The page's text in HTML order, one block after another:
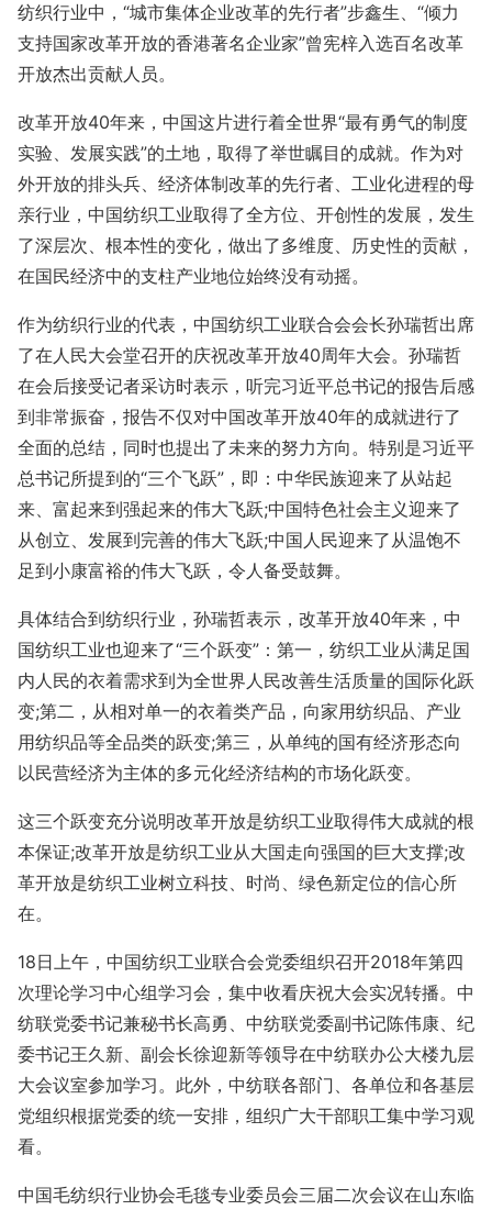
纺织行业中，“城市集体企业改革的先行者”步鑫生、“倾力
支持国家改革开放的香港著名企业家”曾宪梓入选百名改革
开放杰出贡献人员。
改革开放40年来，中国这片进行着全世界“最有勇气的制度
实验、发展实践”的土地，取得了举世瞩目的成就。作为对
外开放的排头兵、经济体制改革的先行者、工业化进程的母
亲行业，中国纺织工业取得了全方位、开创性的发展，发生
了深层次、根本性的变化，做出了多维度、历史性的贡献，
在国民经济中的支柱产业地位始终没有动摇。
作为纺织行业的代表，中国纺织工业联合会会长孙瑞哲出席
了在人民大会堂召开的庆祝改革开放40周年大会。孙瑞哲
在会后接受记者采访时表示，听完习近平总书记的报告后感
到非常振奋，报告不仅对中国改革开放40年的成就进行了
全面的总结，同时也提出了未来的努力方向。特别是习近平
总书记所提到的“三个飞跃”，即：中华民族迎来了从站起
来、富起来到强起来的伟大飞跃;中国特色社会主义迎来了
从创立、发展到完善的伟大飞跃;中国人民迎来了从温饱不
足到小康富裕的伟大飞跃，令人备受鼓舞。
具体结合到纺织行业，孙瑞哲表示，改革开放40年来，中
国纺织工业也迎来了“三个跃变”：第一，纺织工业从满足国
内人民的衣着需求到为全世界人民改善生活质量的国际化跃
变;第二，从相对单一的衣着类产品，向家用纺织品、产业
用纺织品等全品类的跃变;第三，从单纯的国有经济形态向
以民营经济为主体的多元化经济结构的市场化跃变。
这三个跃变充分说明改革开放是纺织工业取得伟大成就的根
本保证;改革开放是纺织工业从大国走向强国的巨大支撑;改
革开放是纺织工业树立科技、时尚、绿色新定位的信心所
在。
18日上午，中国纺织工业联合会党委组织召开2018年第四
次理论学习中心组学习会，集中收看庆祝大会实况转播。中
纺联党委书记兼秘书长高勇、中纺联党委副书记陈伟康、纪
委书记王久新、副会长徐迎新等领导在中纺联办公大楼九层
大会议室参加学习。此外，中纺联各部门、各单位和各基层
党组织根据党委的统一安排，组织广大干部职工集中学习观
看。
中国毛纺织行业协会毛毯专业委员会三届二次会议在山东临